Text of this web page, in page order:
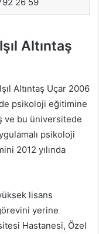
Altıntaş
Altıntaş Uçar 2006
psikoloji eğitimine
ve bu üniversitede
psikoloji
2012 yılında
lisans
yerine
Hastanesi, Özel